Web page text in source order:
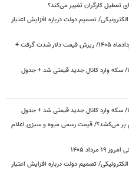
تعطیل کارگران تغییر می‌کند؟
تصمیم دولت درباره افزایش اعتبار
قیمت جدید دلار، یورو و سایر ارزها امروز ۱۹ مردادماه ۱۴۰۵/ ریزش قیمت دلار شدت گرفت +
مردم پر می‌کشد؟/ قیمت رسمی میوه و سبزی اعلام
۱۴۰۵
تصمیم دولت درباره افزایش اعتبار